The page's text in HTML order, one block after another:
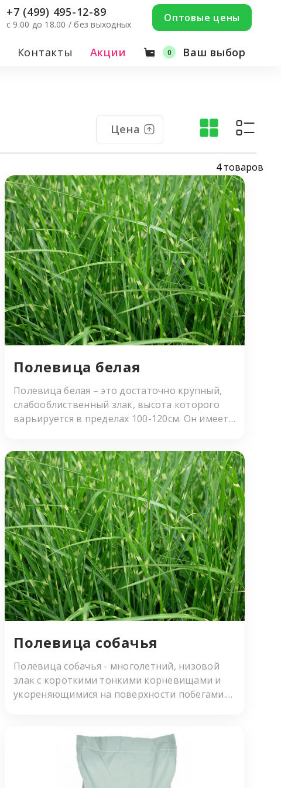
+7 (499) 495-12-89
c 9.00 до 18.00 / без выходных
Оптовые цены
Контакты Акции 0 Ваш выбор
Цена
4 товаров
Полевица бeлaя
Полевица белая – это достаточно крупный,
слабооблиственный злак, высота которого
варьируется в пределах 100-120см. Он имеет
корневища. Корни растения образуют
плотные, эластичные дерновинки. Однако
при этом полевица белая имеет достаточно
низкую конкурентную способность и легко
подавляется другими сорняками.Купить
монокультуры можно обратившись к нашим
менеджерам.
Полевица coбaчья
Полевица собачья - многолетний, низовой
злак с короткими тонкими корневищами и
укореняющимися на поверхности побегами.
ковровый травостой. Купить монокультуры
можно обратившись к нашим менеджерам.
Плодоносящие побеги тонкие, скученные,
прямостоячие, гладкие, лоснящиеся, высотой